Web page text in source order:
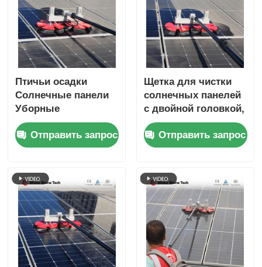
Птичьи осадки
Солнечные панели
Уборные
инструменты Ручная
очистная машина
Водная щетка
Отправить запрос
Щетка для чистки
солнечных панелей
с двойной головкой,
работающая от
электричества, с
телескопической
воды
Отправить запрос